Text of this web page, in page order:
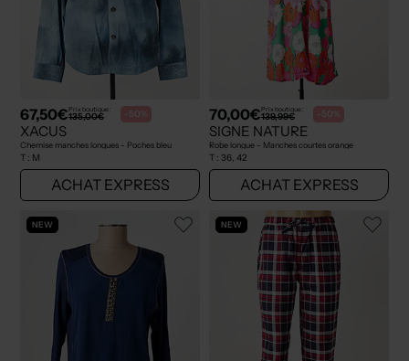
67,50€Prix boutique :
135,00€ -50%
XACUS
Chemise manches longues - Poches bleu
T : M
ACHAT EXPRESS
70,00€Prix boutique :
139,99€ -50%
SIGNE NATURE
Robe longue - Manches courtes orange
T : 36, 42
ACHAT EXPRESS
NEW NEW